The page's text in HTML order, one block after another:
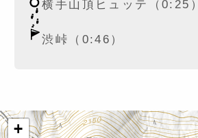
横手山頂ヒュッテ（0:25）
渋峠（0:46）
+